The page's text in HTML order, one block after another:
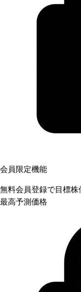
会員限定機能
無料会員登録で目標
最高予測価格